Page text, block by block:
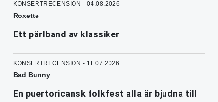
KONSERTRECENSION - 04.08.2026
Roxette
Ett pärlband av klassiker
KONSERTRECENSION - 11.07.2026
Bad Bunny
En puertoricansk folkfest alla är bjudna till